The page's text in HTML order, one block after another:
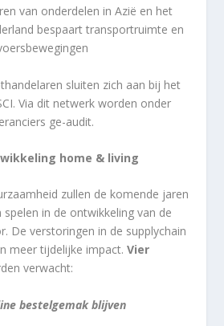
van onderdelen in Azië en het
bespaart transportruimte en
sluiten zich aan bij het
Via dit netwerk worden onder
ge-audit.
home & living
zullen de komende jaren
in de ontwikkeling van de
De verstoringen in de supplychain
meer tijdelijke impact.Vier
verwacht:
bestelgemak blijven